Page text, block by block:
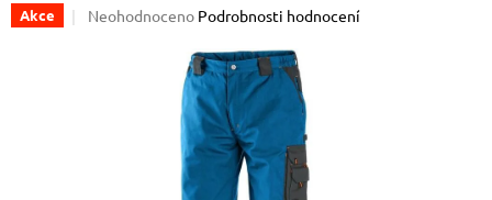
Akce
Průměrné
Neohodnoceno Podrobnosti hodnocení